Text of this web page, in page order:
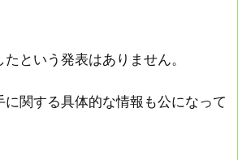
という発表はありません。
関する具体的な情報も公になって